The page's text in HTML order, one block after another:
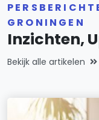
GRONINGEN
Inzichten,
Bekijk alle artikelen